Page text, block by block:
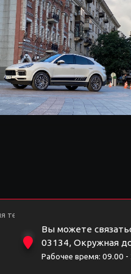
тех, кто ценит комфорт и стиль
Вы можете
03134, Окружная
Рабочее время: 09.00 -